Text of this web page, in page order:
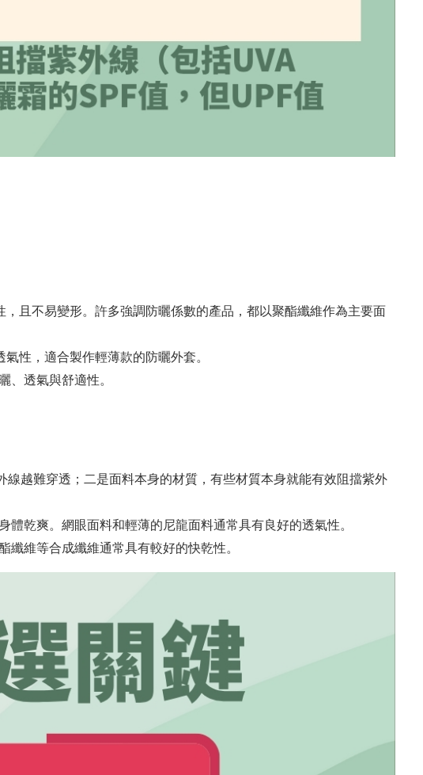
且不易變形。許多強調防曬係數的產品，都以聚酯纖維作為主要面
性，適合製作輕薄款的防曬外套。
、透氣與舒適性。
越難穿透；二是面料本身的材質，有些材質本身就能有效阻擋紫外
乾爽。網眼面料和輕薄的尼龍面料通常具有良好的透氣性。
維等合成纖維通常具有較好的快乾性。